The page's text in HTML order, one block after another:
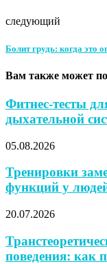
следующий
Болит грудь: когда это
Вам также может
Фитнес-тесты
дыхательной
05.08.2026
Тренировки
функций у
20.07.2026
поведения: как